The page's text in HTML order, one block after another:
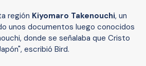
región Kiyomaro Takenouchi, un
unos documentos luego conocidos
donde se señalaba que Cristo
escribió Bird.